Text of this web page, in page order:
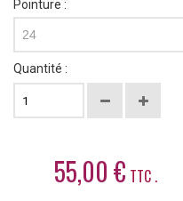
Pointure :
24
Quantité :
55,00 € TTC .